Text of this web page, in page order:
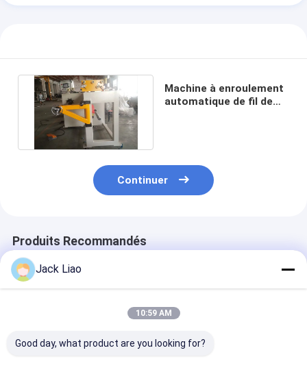
Machine à enroulement
automatique de fil de
Continuer
Produits Recommandés
Jack Liao
10:59 AM
Good day, what product are you looking for?